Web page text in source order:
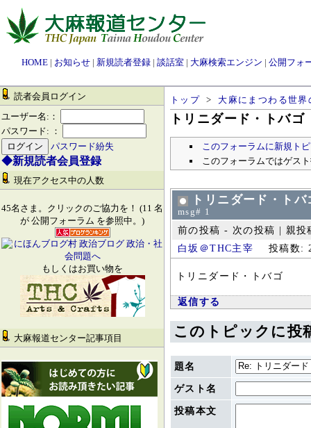
HOME | お知らせ | 新規読者登録 | 談話室 | 大麻検索エンジン | 公開フォ
読者会員ログイン
ユーザー名:：
パスワード: ：
パスワード紛失
◆新規読者会員登録
現在アクセス中の人数
45名さま。クリックのご協力を！ (11 名
が 公開フォーラム を参照中。)
もしくはお買い物を
大麻報道センター記事項目
トップ > 大麻にまつわる世界
トリニダード・トバゴ
このフォーラムに新規ト
このフォーラムではゲス
トリニダード・トバ
msg# 1
前の投稿 - 次の投稿 | 親
白坂＠THC主宰 投稿数:
トリニダード・トバゴ
返信する
このトピックに投
題名
ゲスト名
投稿本文